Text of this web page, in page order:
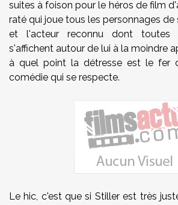
suites à foison pour le héros de film
raté qui joue tous les personnages
et l'acteur reconnu dont toutes
s'affichent autour de lui à la moindre
à quel point la détresse est le fer
comédie qui se respecte.
Le hic, c'est que si Stiller est très